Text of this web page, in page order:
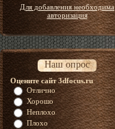
Для добавления необходима
авторизация
Наш опрос
Оцените сайт 3dfocus.ru
Отлично
Хорошо
Неплохо
Плохо